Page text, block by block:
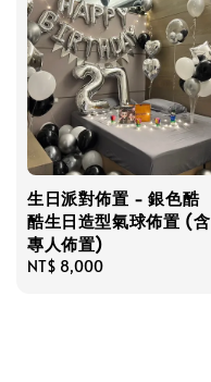
生日派對佈置 - 銀色酷
酷生日造型氣球佈置 (含
專人佈置)
Regular
NT$ 8,000